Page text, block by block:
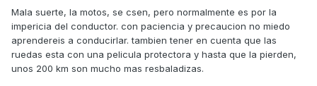
Mala suerte, la motos, se csen, pero normalmente es por la
impericia del conductor. con paciencia y precaucion no miedo
aprendereis a conducirlar. tambien tener en cuenta que las
ruedas esta con una pelicula protectora y hasta que la pierden,
unos 200 km son mucho mas resbaladizas.